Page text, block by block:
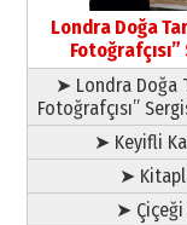
yazar
11
Londra Doğa
➤ Londra Doğa
Fotoğrafçısı”
➤ Keyifli
➤
➤ Çiçeği